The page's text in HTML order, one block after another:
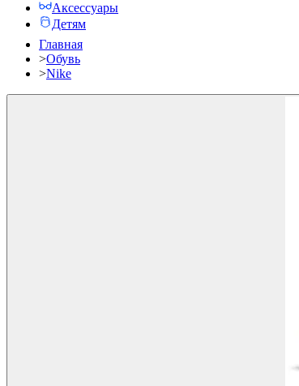
Аксессуары
Детям
Главная
>Обувь
>Nike